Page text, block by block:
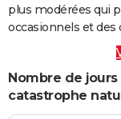
plus modérées qui
occasionnels et
Nombre de
catastrophe